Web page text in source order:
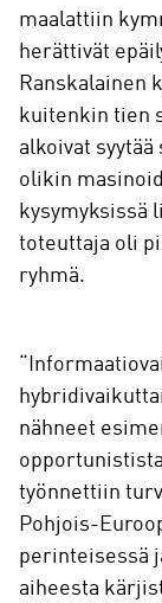
maalattiin
herättivät
Ranskalainen
kuitenkin tien
alkoivat
olikin
kysymyksissä
toteuttaja oli
ryhmä.
nähneet
työnnettiin
Pohjois-
perinteisessä
aiheesta